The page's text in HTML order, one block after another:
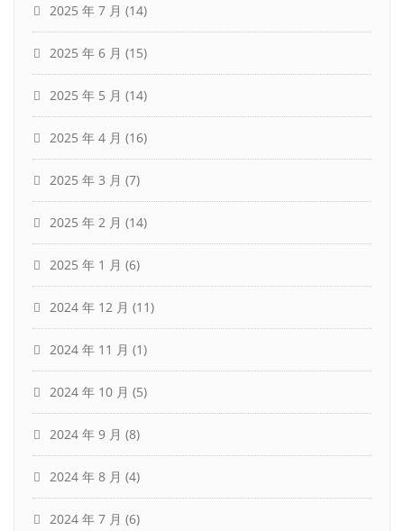
2025 年 7 月 (14)
2025 年 6 月 (15)
2025 年 5 月 (14)
2025 年 4 月 (16)
2025 年 3 月 (7)
2025 年 2 月 (14)
2025 年 1 月 (6)
2024 年 12 月 (11)
2024 年 11 月 (1)
2024 年 10 月 (5)
2024 年 9 月 (8)
2024 年 8 月 (4)
2024 年 7 月 (6)